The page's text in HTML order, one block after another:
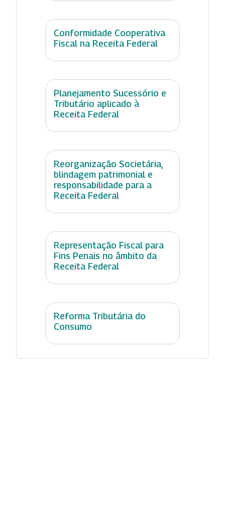
Conformidade Cooperativa
Fiscal na Receita Federal
Planejamento Sucessório e
Tributário aplicado à
Receita Federal
Reorganização Societária,
blindagem patrimonial e
responsabilidade para a
Receita Federal
Representação Fiscal para
Fins Penais no âmbito da
Receita Federal
Reforma Tributária do
Consumo